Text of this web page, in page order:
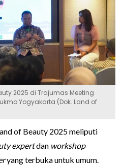
2025 di Trajumas Meeting
Yogyakarta (Dok. Land of
of Beauty 2025 meliputi
expertdan workshop
yang terbuka untuk umum.